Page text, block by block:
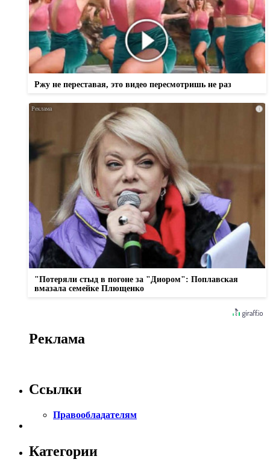
Ржу не переставая, это видео пересмотришь не раз
i
"Потеряли стыд в погоне за "Диором": Поплавская
вмазала семейке Плющенко
Реклама
Ссылки
Правообладателям
Категории